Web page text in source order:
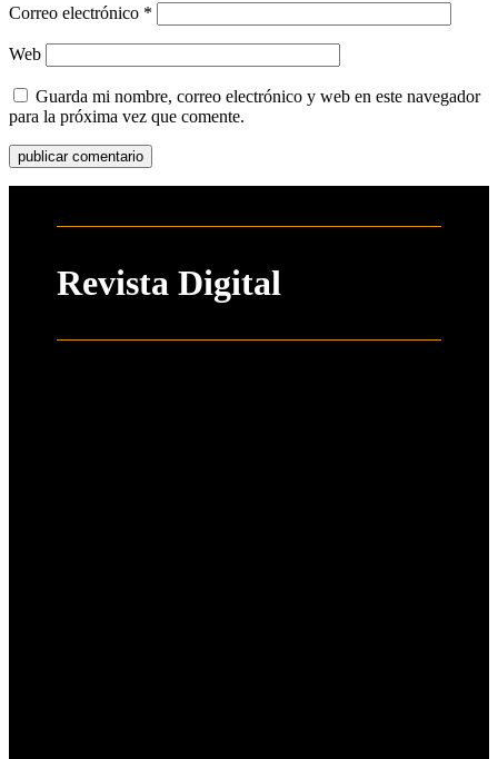
Correo electrónico *
Web
Guarda mi nombre, correo electrónico y web en este navegador
para la próxima vez que comente.
Revista Digital